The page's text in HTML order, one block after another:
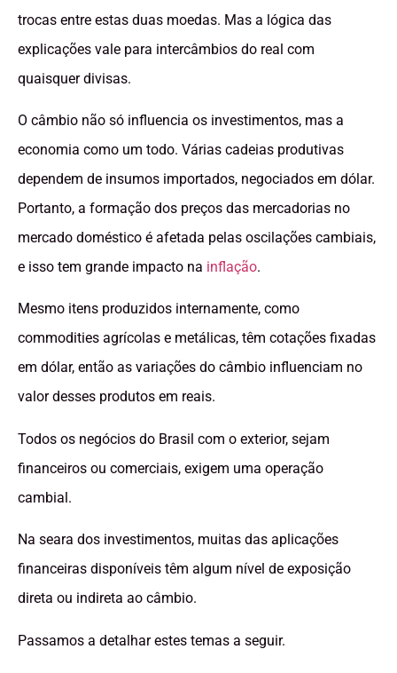
trocas entre estas duas moedas. Mas a lógica das
explicações vale para intercâmbios do real com
quaisquer divisas.
O câmbio não só influencia os investimentos, mas a
economia como um todo. Várias cadeias produtivas
dependem de insumos importados, negociados em dólar.
Portanto, a formação dos preços das mercadorias no
mercado doméstico é afetada pelas oscilações cambiais,
e isso tem grande impacto na inflação.
Mesmo itens produzidos internamente, como
commodities agrícolas e metálicas, têm cotações fixadas
em dólar, então as variações do câmbio influenciam no
valor desses produtos em reais.
Todos os negócios do Brasil com o exterior, sejam
financeiros ou comerciais, exigem uma operação
cambial.
Na seara dos investimentos, muitas das aplicações
financeiras disponíveis têm algum nível de exposição
direta ou indireta ao câmbio.
Passamos a detalhar estes temas a seguir.